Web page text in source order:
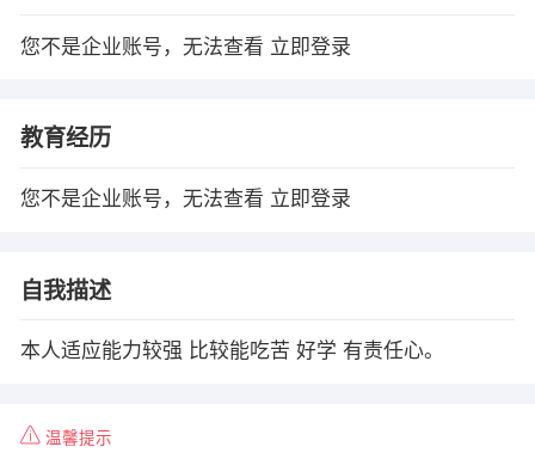
您不是企业账号，无法查看 立即登录
教育经历
您不是企业账号，无法查看 立即登录
自我描述
本人适应能力较强 比较能吃苦 好学 有责任心。
温馨提示